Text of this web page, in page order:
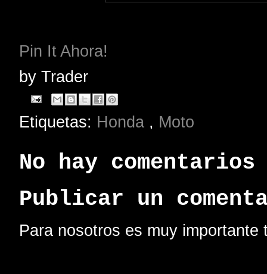
Pin It Ahora!
by Trader
Etiquetas: Honda , Moto
No hay
Publicar un
Para nosotros es muy